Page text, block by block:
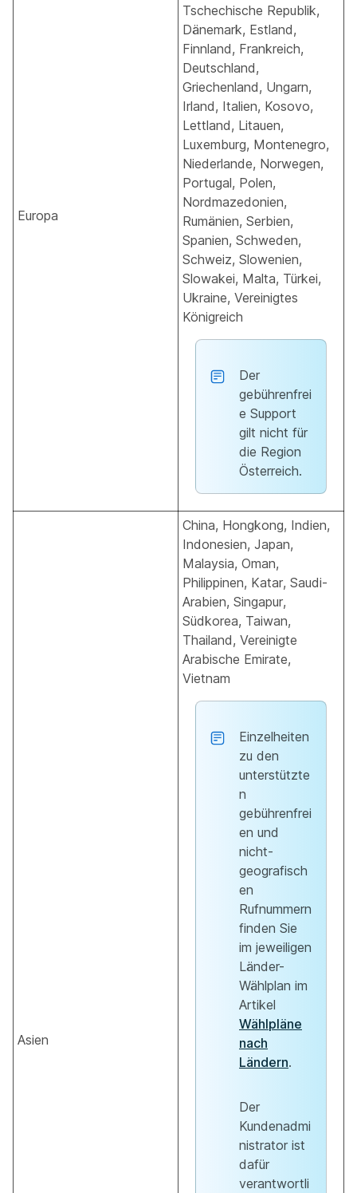
Europa
Tschechische Republik,
Dänemark, Estland,
Finnland, Frankreich,
Deutschland,
Griechenland, Ungarn,
Irland, Italien, Kosovo,
Lettland, Litauen,
Luxemburg, Montenegro,
Niederlande, Norwegen,
Portugal, Polen,
Nordmazedonien,
Rumänien, Serbien,
Spanien, Schweden,
Schweiz, Slowenien,
Slowakei, Malta, Türkei,
Ukraine, Vereinigtes
Königreich
Der
gebührenfrei
e Support
gilt nicht für
die Region
Österreich.
Asien
China, Hongkong, Indien,
Indonesien, Japan,
Malaysia, Oman,
Philippinen, Katar, Saudi-
Arabien, Singapur,
Südkorea, Taiwan,
Thailand, Vereinigte
Arabische Emirate,
Vietnam
Einzelheiten
zu den
unterstützte
n
gebührenfrei
en und
nicht-
geografisch
en
Rufnummern
finden Sie
im jeweiligen
Länder-
Wählplan im
Artikel
Wählpläne
nach
Ländern.
Der
Kundenadmi
nistrator ist
dafür
verantwortli